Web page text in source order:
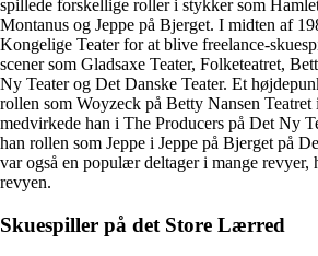
spillede forskellige roller i stykker som
Montanus og Jeppe på Bjerget. I midten af
Kongelige Teater for at blive freelance-
scener som Gladsaxe Teater, Folketeatret,
Ny Teater og Det Danske Teater. Et
rollen som Woyzeck på Betty Nansen
medvirkede han i The Producers på Det Ny
han rollen som Jeppe i Jeppe på Bjerget på
var også en populær deltager i mange
revyen.
Skuespiller på det Store Lærred